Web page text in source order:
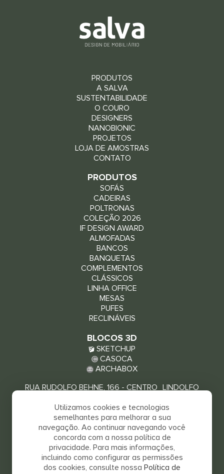
PRODUTOS
A SALVA
SUSTENTABILIDADE
O COURO
DESIGNERS
NANOBIONIC
PROJETOS
LOJA DE AMOSTRAS
CONTATO
PRODUTOS
SOFÁS
CADEIRAS
POLTRONAS
COLEÇÃO 2026
IF DESIGN AWARD
ALMOFADAS
BANCOS
BANQUETAS
COMPLEMENTOS
CLÁSSICOS
LINHA OFFICE
MESAS
PUFES
RECLINÁVEIS
BLOCOS 3D
SKETCHUP
CASOCA
ARCHABOX
RUA RUDOLFO BEHNE, 166 - CENTRO LINDOLFO
VEJA COMO CHEGAR
Utilizamos cookies e tecnologias
semelhantes para melhorar a sua
navegação. Ao continuar navegando você
concorda com a nossa política de
privacidade. Para mais informações,
incluindo como configurar as permissões
dos cookies, consulte nossa Política de